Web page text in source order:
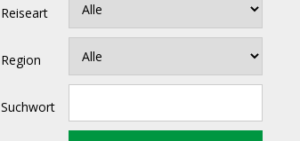
Reiseart
Region
Suchwort